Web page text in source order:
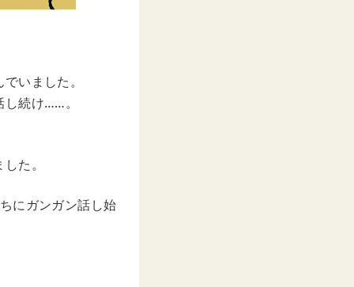
いました。
続け……。
た。
にガンガン話し始